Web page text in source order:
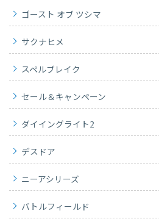
ゴースト オブ ツシマ
サクナヒメ
スペルブレイク
セール＆キャンペーン
ダイイングライト2
デスドア
ニーアシリーズ
バトルフィールド